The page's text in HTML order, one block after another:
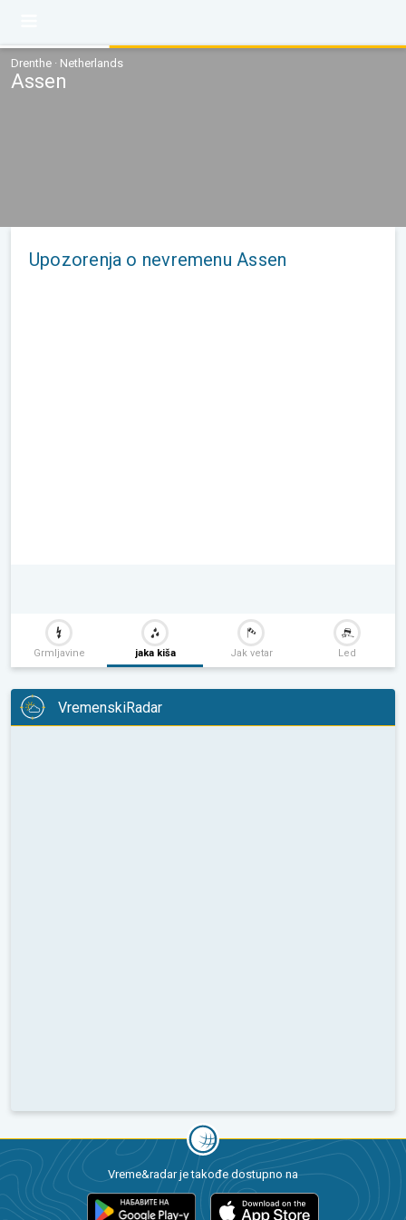
Drenthe · Netherlands
Assen
Upozorenja o nevremenu Assen
Grmljavine jaka kiša Jak vetar Led
VremenskiRadar
Vreme&radar je takođe dostupno na